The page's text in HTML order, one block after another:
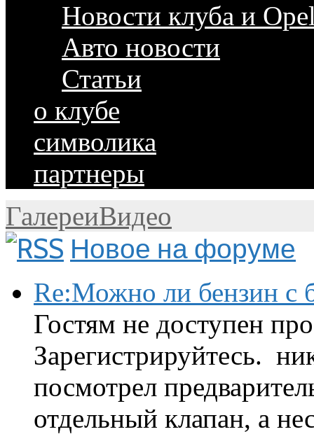
Новости клуба и
Авто новости
Статьи
о клубе
символика
партнеры
ГалереиВидео
Новое на форуме
Re:Можно ли бензин с
Гостям не доступен
Зарегистрируйтесь.
посмотрел
отдельный клапан, а